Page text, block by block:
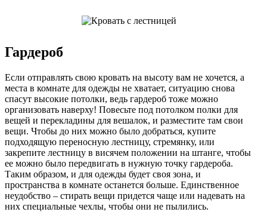
Гардероб
Если отправлять свою кровать на высоту вам не хочется, а
места в комнате для одежды не хватает, ситуацию снова
спасут высокие потолки, ведь гардероб тоже можно
организовать наверху! Повесьте под потолком полки для
вещей и перекладины для вешалок, и разместите там свои
вещи. Чтобы до них можно было добраться, купите
подходящую переносную лестницу, стремянку, или
закрепите лестницу в висячем положении на штанге, чтобы
ее можно было передвигать в нужную точку гардероба.
Таким образом, и для одежды будет своя зона, и
пространства в комнате останется больше. Единственное
неудобство – стирать вещи придется чаще или надевать на
них специальные чехлы, чтобы они не пылились.